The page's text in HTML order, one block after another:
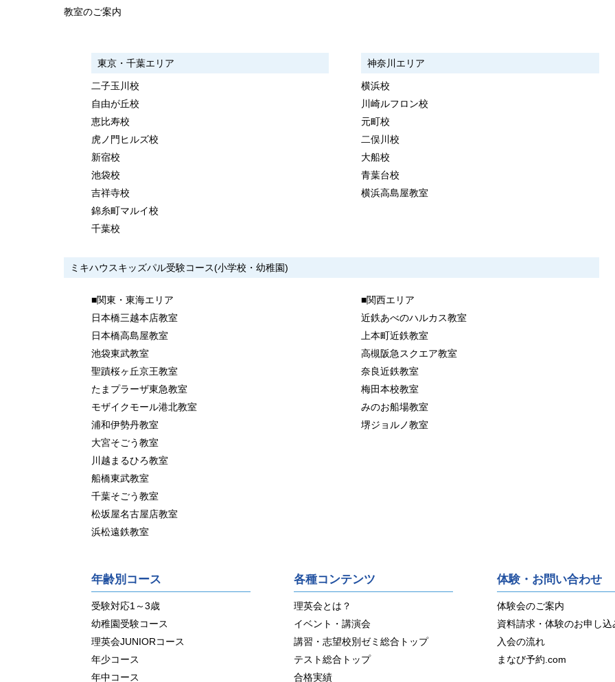
教室のご案内
東京・千葉エリア
二子玉川校
自由が丘校
恵比寿校
虎ノ門ヒルズ校
新宿校
池袋校
吉祥寺校
錦糸町マルイ校
千葉校
神奈川エリア
横浜校
川崎ルフロン校
元町校
二俣川校
大船校
青葉台校
横浜高島屋教室
ミキハウスキッズパル受験コース(小学校・幼稚園)
■関東・東海エリア
日本橋三越本店教室
日本橋高島屋教室
池袋東武教室
聖蹟桜ヶ丘京王教室
たまプラーザ東急教室
モザイクモール港北教室
浦和伊勢丹教室
大宮そごう教室
川越まるひろ教室
船橋東武教室
千葉そごう教室
松坂屋名古屋店教室
浜松遠鉄教室
■関西エリア
近鉄あべのハルカス教室
上本町近鉄教室
高槻阪急スクエア教室
奈良近鉄教室
梅田本校教室
みのお船場教室
堺ジョルノ教室
年齢別コース
受験対応1～3歳
幼稚園受験コース
理英会JUNIORコース
年少コース
年中コース
各種コンテンツ
理英会とは？
イベント・講演会
講習・志望校別ゼミ総合トップ
テスト総合トップ
合格実績
体験・お問い合わせ
体験会のご案内
資料請求・体験のお申し込
入会の流れ
まなび予約.com